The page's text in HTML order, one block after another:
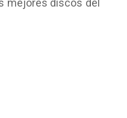
mejores discos del